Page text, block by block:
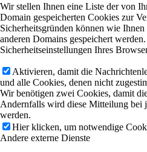
Wir stellen Ihnen eine Liste der von
Domain gespeicherten Cookies zur
Sicherheitsgründen können wie
anderen Domains gespeichert
Sicherheitseinstellungen Ihres
Aktivieren, damit die
und alle Cookies, denen nicht
Wir benötigen zwei Cookies, damit
Andernfalls wird diese Mitteilung bei
werden.
Hier klicken, um notwendige
Andere externe Dienste